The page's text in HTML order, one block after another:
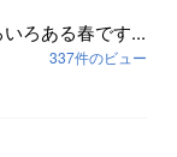
ろある春です...
337件のビュー